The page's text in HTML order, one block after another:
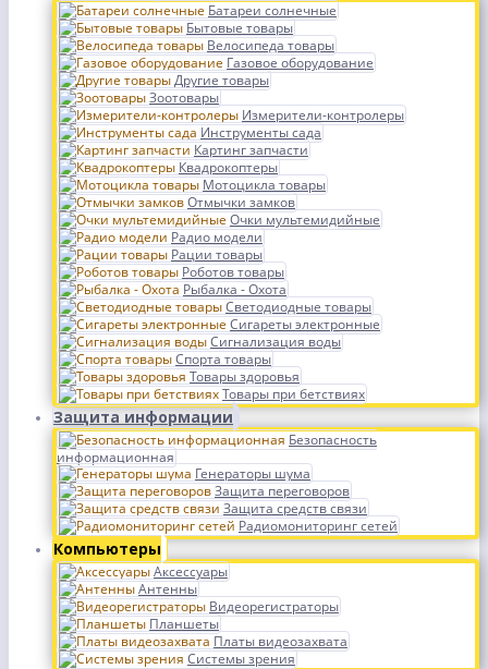
Батареи солнечные
Бытовые товары
Велосипеда товары
Газовое оборудование
Другие товары
Зоотовары
Измерители-контролеры
Инструменты сада
Картинг запчасти
Квадрокоптеры
Мотоцикла товары
Отмычки замков
Очки мультемидийные
Радио модели
Рации товары
Роботов товары
Рыбалка - Охота
Светодиодные товары
Сигареты электронные
Сигнализация воды
Спорта товары
Товары здоровья
Товары при бетствиях
Защита информации
Безопасность
информационная
Генераторы шума
Защита переговоров
Защита средств связи
Радиомониторинг сетей
Компьютеры
Аксессуары
Антенны
Видеорегистраторы
Планшеты
Платы видеозахвата
Системы зрения